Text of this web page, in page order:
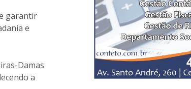
garantir
e
Damas
a